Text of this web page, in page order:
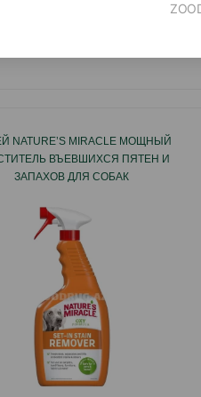
NATURE’S MIRACLE МОЩНЫЙ
ВЪЕВШИХСЯ ПЯТЕН И
ЗАПАХОВ ДЛЯ СОБАК